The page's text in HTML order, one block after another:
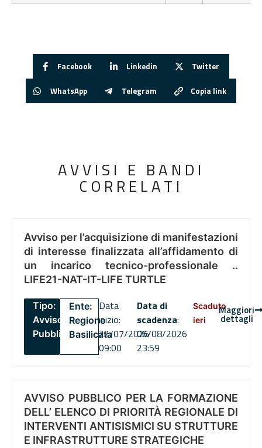
Facebook Linkedin Twitter
WhatsApp Telegram Copia link
AVVISI E BANDI
CORRELATI
Avviso per l’acquisizione di manifestazioni
di interesse finalizzata all’affidamento di
un incarico tecnico-professionale ..
LIFE21-NAT-IT-LIFE TURTLE
Tipo:
Avviso
Pubblico
Ente:
Regione
Basilicata
Data
inizio:
22/07/2026
09:00
Data di
scadenza:
06/08/2026
23:59
Scaduto
ieri
Maggiori
dettagli
AVVISO PUBBLICO PER LA FORMAZIONE
DELL’ ELENCO DI PRIORITÀ REGIONALE DI
INTERVENTI ANTISISMICI SU STRUTTURE
E INFRASTRUTTURE STRATEGICHE